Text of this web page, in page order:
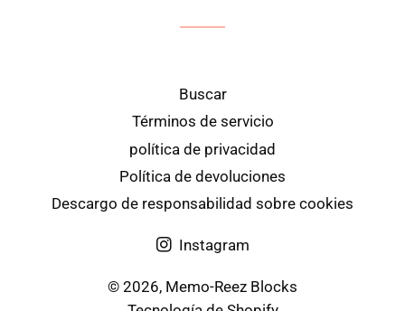
Buscar
Términos de servicio
política de privacidad
Política de devoluciones
Descargo de responsabilidad sobre cookies
Instagram
© 2026, Memo-Reez Blocks